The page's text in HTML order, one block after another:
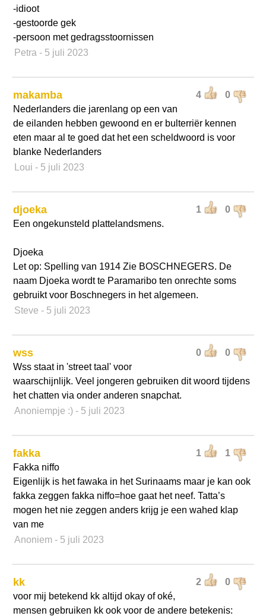
-idioot
-gestoorde gek
-persoon met gedragsstoornissen
Petra - 5 juli 2023
4 0
makamba
Nederlanders die jarenlang op een van
de eilanden hebben gewoond en er bulterriër kennen
eten maar al te goed dat het een scheldwoord is voor
blanke Nederlanders
Loui - 5 juli 2023
1 0
djoeka
Een ongekunsteld plattelandsmens.
Djoeka
Let op: Spelling van 1914 Zie BOSCHNEGERS. De
naam Djoeka wordt te Paramaribo ten onrechte soms
gebruikt voor Boschnegers in het algemeen.
Steve - 5 juli 2023
0 0
wss
Wss staat in 'street taal' voor
waarschijnlijk. Veel jongeren gebruiken dit woord tijdens
het chatten via onder anderen snapchat.
Anoniempje :) - 5 juli 2023
1 1
fakka
Fakka niffo
Eigenlijk is het fawaka in het Surinaams maar je kan ook
fakka zeggen fakka niffo=hoe gaat het neef. Tatta’s
mogen het nie zeggen anders krijg je een wahed klap
van me
Anoniem - 5 juli 2023
2 0
kk
voor mij betekend kk altijd okay of oké,
mensen gebruiken kk ook voor de andere betekenis: